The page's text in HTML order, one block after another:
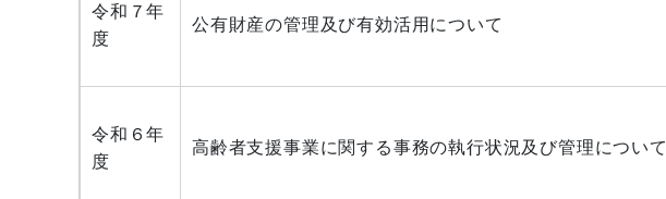
令和７年
度
公有財産の管理及び有効活用について
令和６年
度
高齢者支援事業に関する事務の執行状況及び管理について